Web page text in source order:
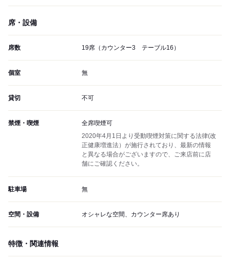
席・設備
席数 19席（カウンター3 テーブル16）
個室 無
貸切 不可
禁煙・喫煙
全席喫煙可
2020年4月1日より受動喫煙対策に関する法律(改
正健康増進法）が施行されており、最新の情報
と異なる場合がございますので、ご来店前に店
舗にご確認ください。
駐車場 無
空間・設備 オシャレな空間、カウンター席あり
特徴・関連情報